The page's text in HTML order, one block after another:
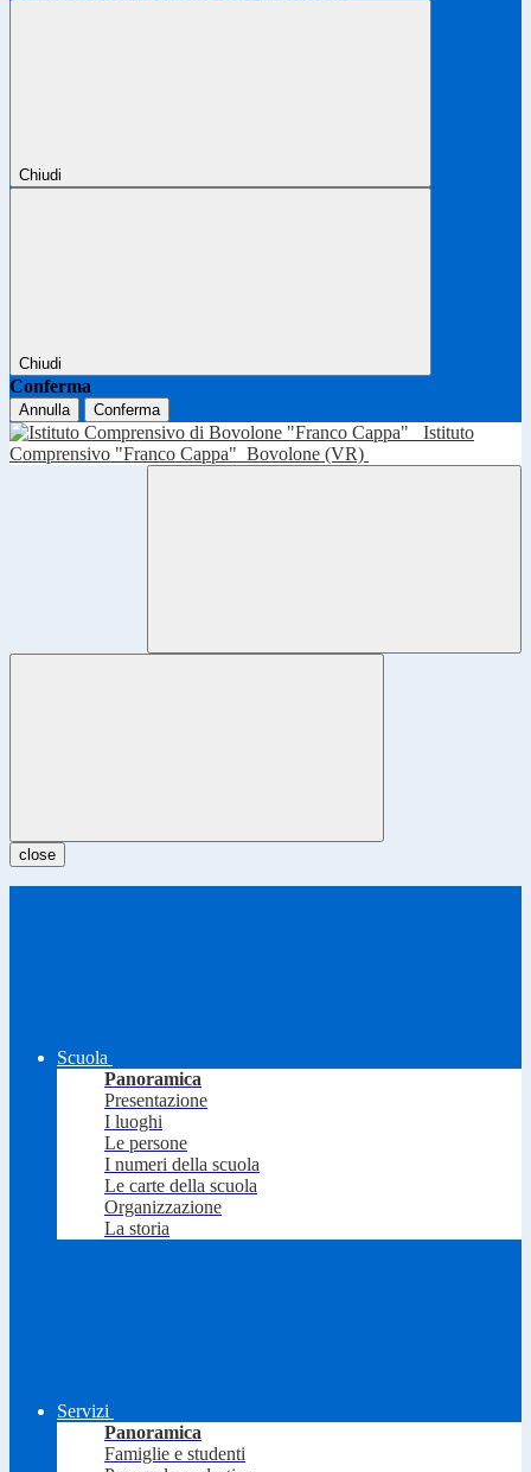
Chiudi
Chiudi
Conferma
Annulla Conferma
Istituto
Comprensivo "Franco Cappa" Bovolone (VR)
close
Scuola
Panoramica
Presentazione
I luoghi
Le persone
I numeri della scuola
Le carte della scuola
Organizzazione
La storia
Servizi
Panoramica
Famiglie e studenti